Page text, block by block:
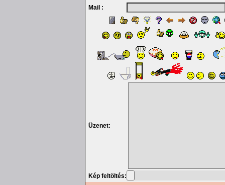
Mail :
Üzenet:
Kép feltöltés: